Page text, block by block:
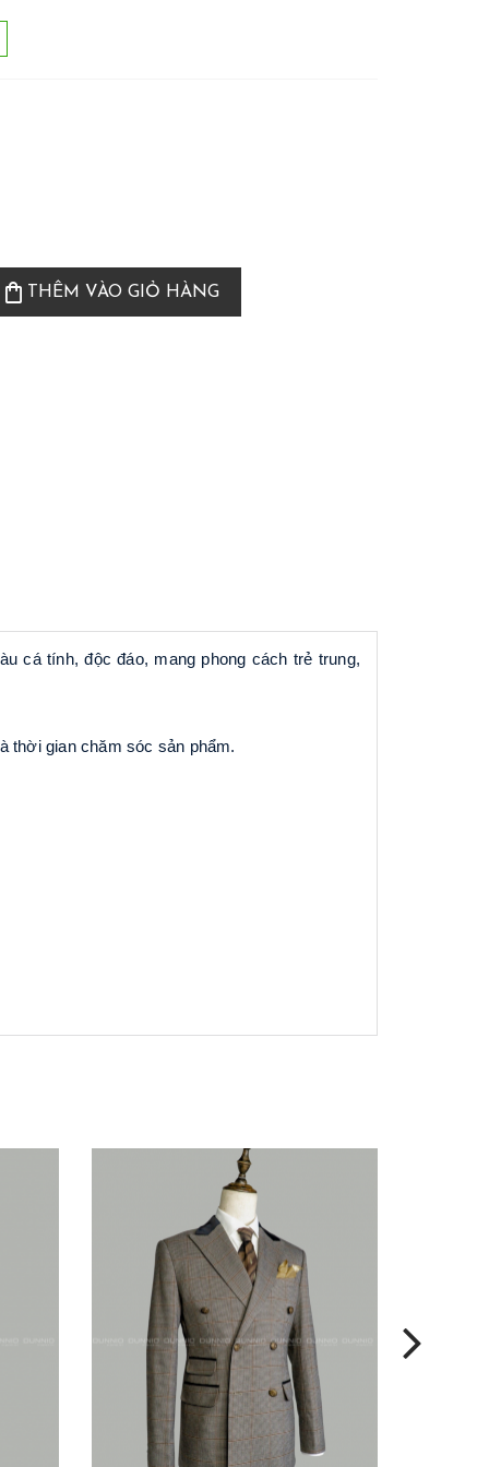
shopping_bag THÊM VÀO GIỎ HÀNG
cá tính, độc đáo, mang phong cách trẻ trung,
thời gian chăm sóc sản phẩm.